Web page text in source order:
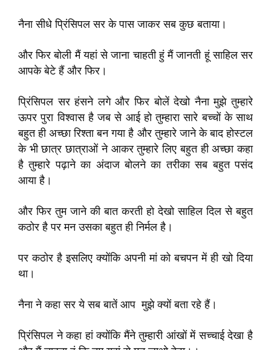
नैना सीधे प्रिंसिपल सर के पास जाकर सब कुछ बताया।
और फिर बोली मैं यहां से जाना चाहती हुं मैं जानती हूं साहिल सर
आपके बेटे हैं और फिर।
प्रिंसिपल सर हंसने लगे और फिर बोलें देखो नैना मुझे तुम्हारे
ऊपर पुरा विश्वास है जब से आई हो तुम्हारा सारे बच्चों के साथ
बहुत ही अच्छा रिश्ता बन गया है और तुम्हारे जाने के बाद होस्टल
के भी छात्र छात्राओं ने आकर तुम्हारे लिए बहुत ही अच्छा कहा
है तुम्हारे पढ़ाने का अंदाज बोलने का तरीका सब बहुत पसंद
आया है।
और फिर तुम जाने की बात करती हो देखो साहिल दिल से बहुत
कठोर है पर मन उसका बहुत ही निर्मल है।
पर कठोर है इसलिए क्योंकि अपनी मां को बचपन में ही खो दिया
था।
नैना ने कहा सर ये सब बातें आप मुझे क्यों बता रहे हैं।
प्रिंसिपल ने कहा हां क्योंकि मैंने तुम्हारी आंखों में सच्चाई देखा है